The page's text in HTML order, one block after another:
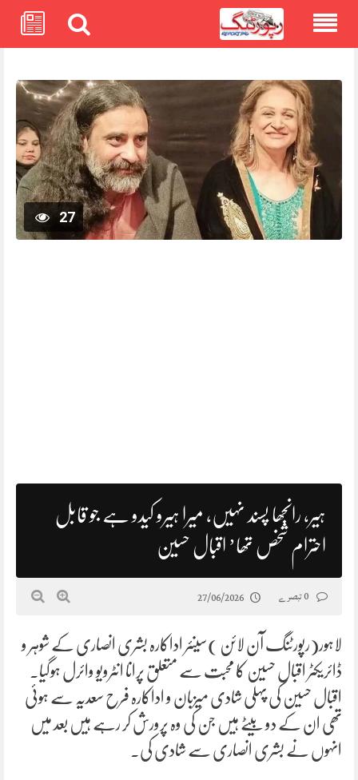
27
ہیر، رانجھا پسند نہیں، میرا ہیرو کیدو ہے جو قابل
احترام شخص تھا’ اقبال حسین
27/06/2026
لاہور(رپورٹنگ آن لائن )سینئر اداکارہ بشری انصاری کے شوہر و
ڈائریکٹر اقبال حسین کا محبت سے متعلق پرانا انٹرویو وائرل ہوگیا۔
اقبال حسین کی پہلی شادی میزبان و اداکارہ فرح سعدیہ سے ہوئی
تھی ان کے دو بیٹے ہیں جن کی وہ پرورش کر رہے ہیں بعد میں
انہوں نے بشری انصاری سے شادی کی۔